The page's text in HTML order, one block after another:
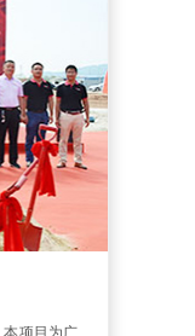
本项目为广